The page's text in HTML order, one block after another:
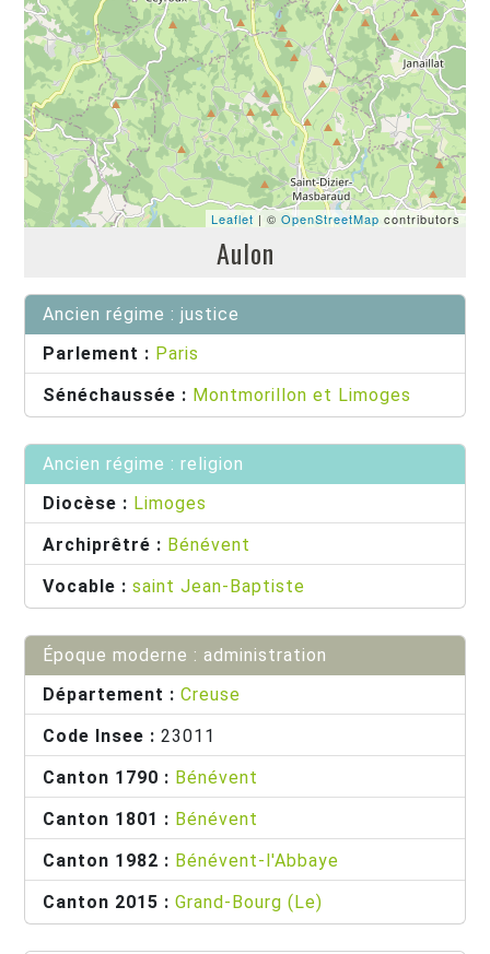
Leaflet | © OpenStreetMap contributors
Aulon
Ancien régime : justice
Parlement : Paris
Sénéchaussée : Montmorillon et Limoges
Ancien régime : religion
Diocèse : Limoges
Archiprêtré : Bénévent
Vocable : saint Jean-Baptiste
Époque moderne : administration
Département : Creuse
Code Insee : 23011
Canton 1790 : Bénévent
Canton 1801 : Bénévent
Canton 1982 : Bénévent-l'Abbaye
Canton 2015 : Grand-Bourg (Le)